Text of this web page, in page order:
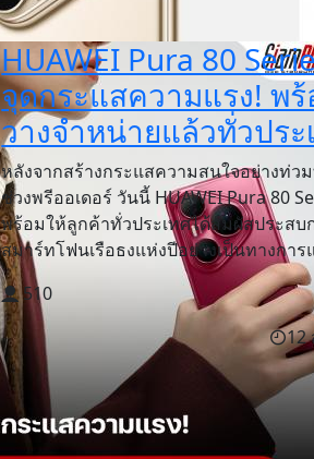
HUAWEI Pura 80
จุดกระแสความแรง! พ
วางจำหน่ายแล้วทั่วประ
หลังจากสร้างกระแสความสนใจอย่างท่ว
ช่วงพรีออเดอร์ วันนี้ HUAWEI Pura 80
พร้อมให้ลูกค้าทั่วประเทศได้สัมผัสประส
สมาร์ทโฟนเรือธงแห่งปีอย่างเป็นทางการ
510
12